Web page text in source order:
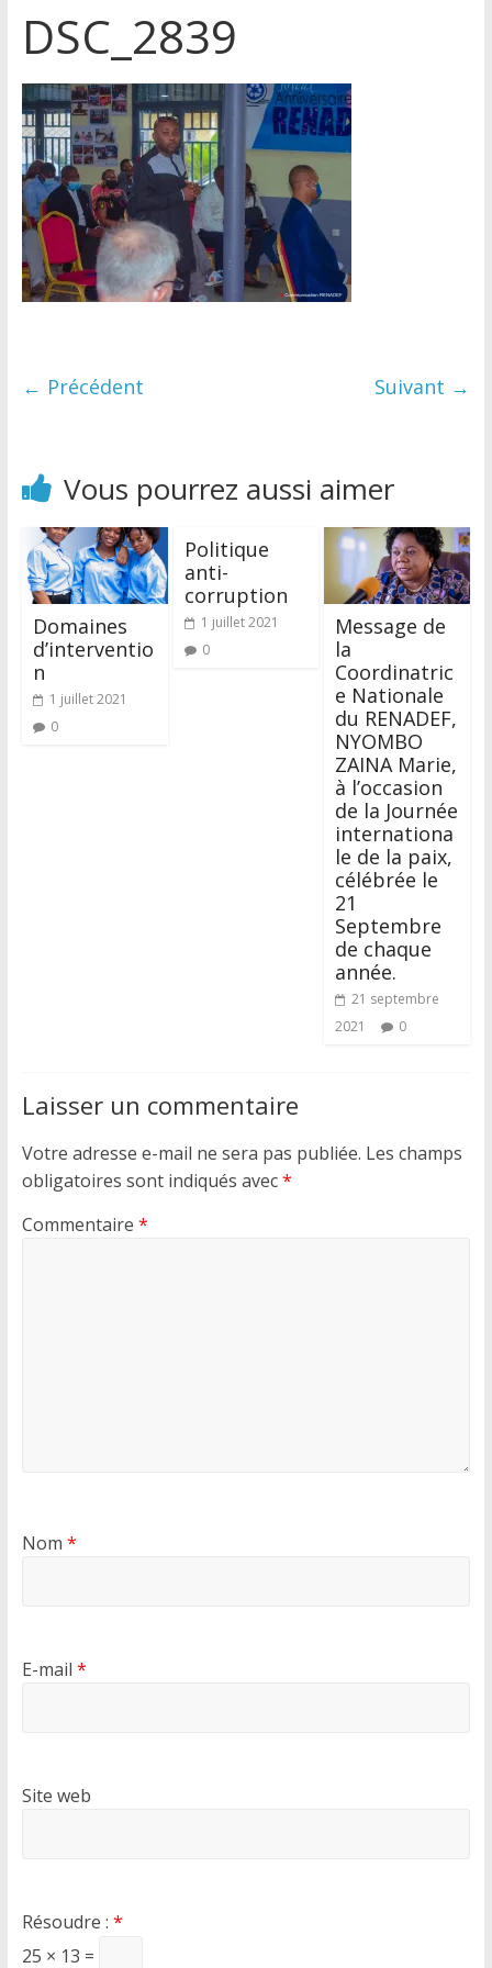
DSC_2839
← Précédent Suivant →
Vous pourrez aussi aimer
Domaines
d’interventio
n
1 juillet 2021
0
Politique
anti-
corruption
1 juillet 2021
0
Message de
la
Coordinatric
e Nationale
du RENADEF,
NYOMBO
ZAINA Marie,
à l’occasion
de la Journée
internationa
le de la paix,
célébrée le
21
Septembre
de chaque
année.
21 septembre
2021
0
Laisser un commentaire
Votre adresse e-mail ne sera pas publiée. Les champs
obligatoires sont indiqués avec*
Commentaire *
Nom *
E-mail *
Site web
Résoudre : *
25 × 13 =